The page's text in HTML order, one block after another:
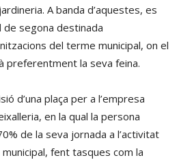
. A banda d’aquestes, es
de segona destinada
del terme municipal, on el
preferentment la seva feina.
d’una plaça per a l’empresa
en la qual la persona
de la seva jornada a l’activitat
fent tasques com la